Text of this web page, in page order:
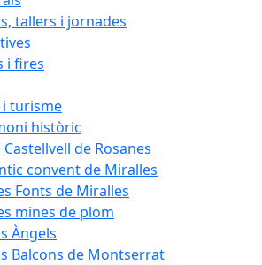
tallers i jornades
i fires
turisme
històric
Castellvell de Rosanes
convent de Miralles
Fonts de Miralles
mines de plom
Àngels
Balcons de Montserrat